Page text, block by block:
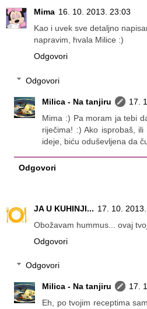
Mima 16. 10. 2013. 23:03
Kao i uvek sve detaljno
napravim, hvala Milice :)
Odgovori
Odgovori
Milica - Na tanjiru
17.
Mima :) Pa moram ja tebi
riječima! :) Ako isprobaš,
ideje, biću oduševljena da
Odgovori
JA U KUHINJI... 17. 10.
Obožavam hummus... ovaj
Odgovori
Odgovori
Milica - Na tanjiru
17.
Eh, po tvojim receptima